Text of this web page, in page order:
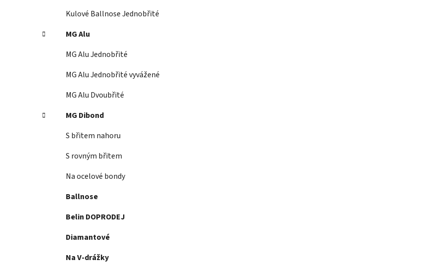
Kulové Ballnose Jednobřité
MG Alu
MG Alu Jednobřité
MG Alu Jednobřité vyvážené
MG Alu Dvoubřité
MG Dibond
S břitem nahoru
S rovným břitem
Na ocelové bondy
Ballnose
Belin DOPRODEJ
Diamantové
Na V-drážky